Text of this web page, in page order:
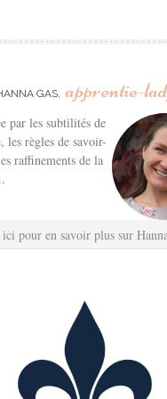
GAS, apprentie-
par les subtilités de
les règles de savoir-
raffinements de la
pour en savoir plus sur